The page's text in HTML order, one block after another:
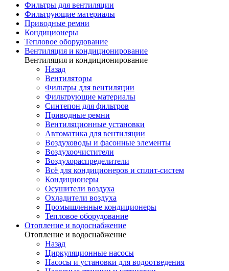
Фильтры для вентиляции
Фильтрующие материалы
Приводные ремни
Кондиционеры
Тепловое оборудование
Вентиляция и кондиционирование
Вентиляция и кондиционирование
Назад
Вентиляторы
Фильтры для вентиляции
Фильтрующие материалы
Синтепон для фильтров
Приводные ремни
Вентиляционные установки
Автоматика для вентиляции
Воздуховоды и фасонные элементы
Воздухоочистители
Воздухораспределители
Всё для кондиционеров и сплит-систем
Кондиционеры
Осушители воздуха
Охладители воздуха
Промышленные кондиционеры
Тепловое оборудование
Отопление и водоснабжение
Отопление и водоснабжение
Назад
Циркуляционные насосы
Насосы и установки для водоотведения